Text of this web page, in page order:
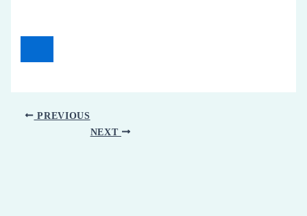
PREVIOUS
NEXT